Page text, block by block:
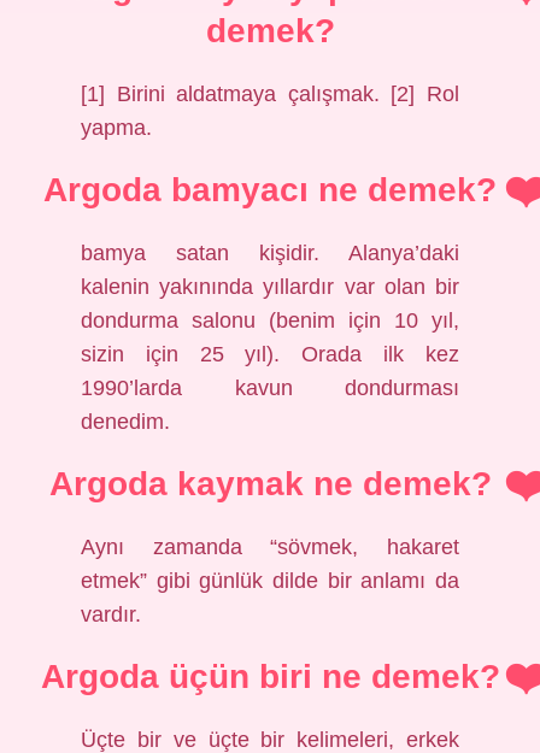
demek?
[1] Birini aldatmaya çalışmak. [2] Rol
yapma.
Argoda bamyacı ne demek?
bamya satan kişidir. Alanya’daki
kalenin yakınında yıllardır var olan bir
dondurma salonu (benim için 10 yıl,
sizin için 25 yıl). Orada ilk kez
1990’larda kavun dondurması
denedim.
Argoda kaymak ne demek?
Aynı zamanda “sövmek, hakaret
etmek” gibi günlük dilde bir anlamı da
vardır.
Argoda üçün biri ne demek?
Üçte bir ve üçte bir kelimeleri, erkek